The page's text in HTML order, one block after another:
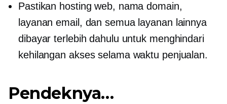
Pastikan hosting web, nama domain,
layanan email, dan semua layanan lainnya
dibayar terlebih dahulu untuk menghindari
kehilangan akses selama waktu penjualan.
Pendeknya…